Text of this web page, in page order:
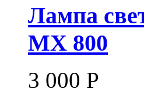
Лампа
MX 800
3 000 Р